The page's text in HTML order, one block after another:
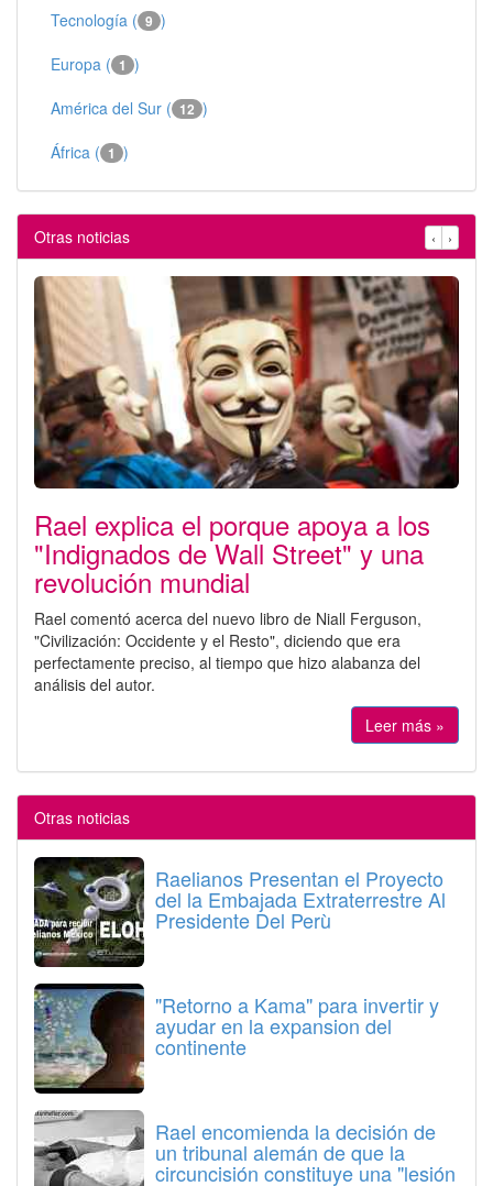
Tecnología ( 9 )
Europa ( 1 )
América del Sur ( 12 )
África ( 1 )
Otras noticias ‹ ›
Rael explica el porque apoya a los
"Indignados de Wall Street" y una
revolución mundial
Rael comentó acerca del nuevo libro de Niall Ferguson,
"Civilización: Occidente y el Resto", diciendo que era
perfectamente preciso, al tiempo que hizo alabanza del
análisis del autor.
Leer más »
Otras noticias
Raelianos Presentan el Proyecto
del la Embajada Extraterrestre Al
Presidente Del Perù
"Retorno a Kama" para invertir y
ayudar en la expansion del
continente
Rael encomienda la decisión de
un tribunal alemán de que la
circuncisión constituye una "lesión